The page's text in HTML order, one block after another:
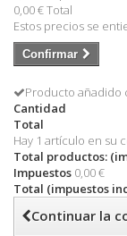
0,00 €Total
Estos precios se
Confirmar
Producto añadido
Cantidad
Total
Hay 1 artículo en su
Total productos:
Impuestos 0,00 €
Total (impuestos
Continuar la